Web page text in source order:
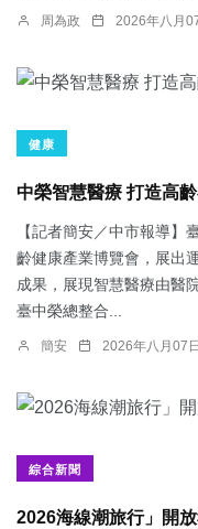
周為政 2026年八月
健康
中榮智慧醫療 打造高
【記者簡安／中市報導】
齡健康產業博覽會，展出
成果，展現智慧醫療由
臺中榮總整合...
簡安 2026年八月07日
綜合新聞
2026海線潮旅行」開